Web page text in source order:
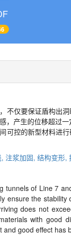
不仅要保证盾构出
，产生的位移超过
可控的新型材料进
注浆加固, 结构变形,
tunnels of Line 7
ensure the
does not
with good
good effect has